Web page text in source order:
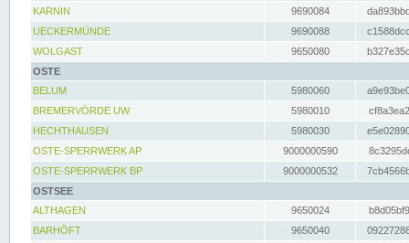
KARNIN
9690084
UECKERMÜNDE
9690088
WOLGAST
9650080
OSTE
BELUM
5980060
BREMERVÖRDE UW
5980010
HECHTHAUSEN
5980030
OSTE-SPERRWERK AP
9000000590
OSTE-SPERRWERK BP
9000000532
OSTSEE
ALTHAGEN
9650024
BARHÖFT
9650040